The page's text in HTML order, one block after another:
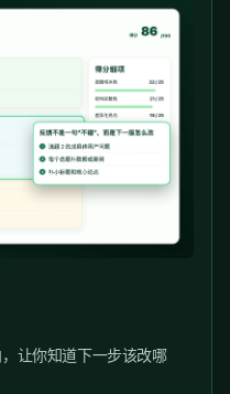
让你知道下一步该改哪